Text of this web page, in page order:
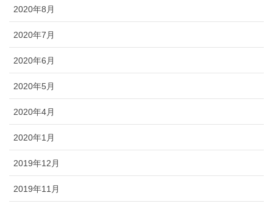
2020年8月
2020年7月
2020年6月
2020年5月
2020年4月
2020年1月
2019年12月
2019年11月